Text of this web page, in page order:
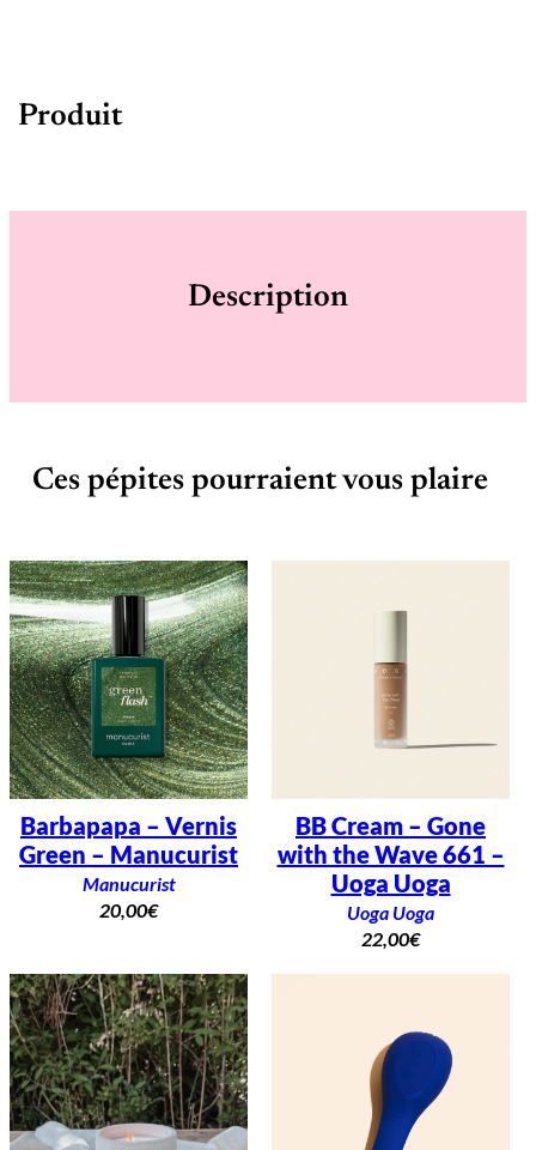
Produit
Description
Ces pépites pourraient vous plaire
Barbapapa – Vernis
Green – Manucurist
Manucurist
20,00€
BB Cream – Gone
with the Wave 661 –
Uoga Uoga
Uoga Uoga
22,00€